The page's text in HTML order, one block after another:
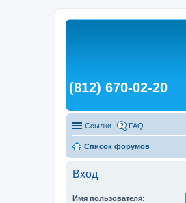
(812) 670-02-20
Ссылки FAQ
Список форумов
Вход
Имя пользователя: